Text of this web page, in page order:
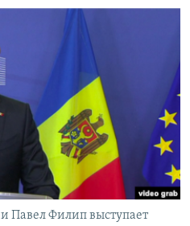
Павел Филип выступает